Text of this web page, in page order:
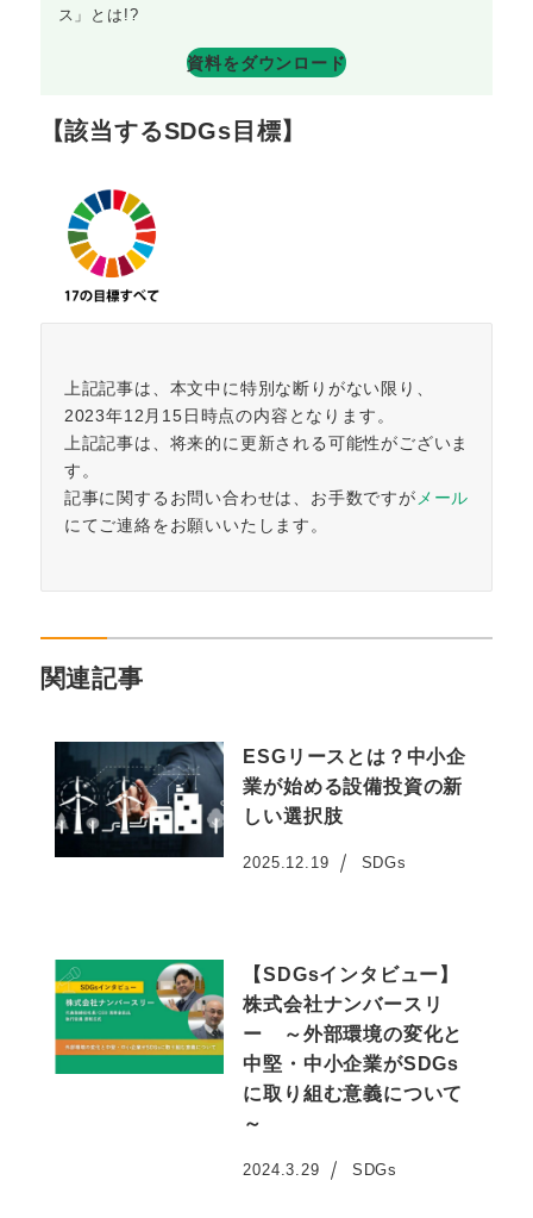
ス」とは!?
資料をダウンロード
【該当するSDGs目標】
上記記事は、本文中に特別な断りがない限り、
2023年12月15日時点の内容となります。
上記記事は、将来的に更新される可能性がございま
す。
記事に関するお問い合わせは、お手数ですが メール
にてご連絡をお願いいたします。
関連記事
ESGリースとは？中小企
業が始める設備投資の新
しい選択肢
投稿日
2025.12.19 SDGs
【SDGsインタビュー】
株式会社ナンバースリ
ー ～外部環境の変化と
中堅・中小企業がSDGs
に取り組む意義について
～
投稿日
2024.3.29 SDGs